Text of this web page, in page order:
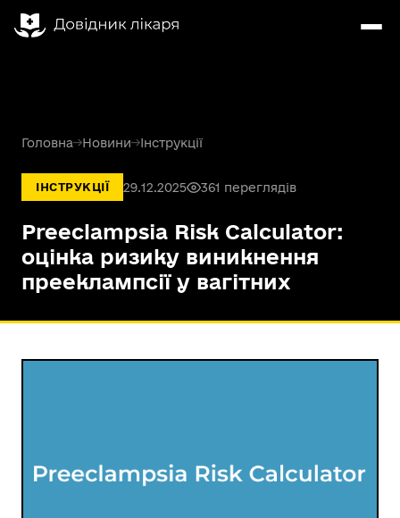
Головна→Новини→Інструкції
ІНСТРУКЦІЇ 29.12.2025 361 переглядів
Preeclampsia Risk Calculator:
оцінка ризику виникнення
прееклампсії у вагітних